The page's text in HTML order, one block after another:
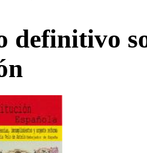
definitivo